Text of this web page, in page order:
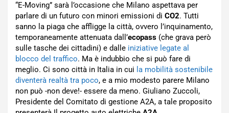
“E-Moving” sarà l’occasione che Milano aspettava per
parlare di un futuro con minori emissioni di CO2. Tutti
sanno la piaga che affligge la città, ovvero l’inquinamento,
temporaneamente attenuata dall’ecopass (che grava però
sulle tasche dei cittadini) e dalle iniziative legate al
blocco del traffico. Ma è indubbio che si può fare di
meglio. Ci sono città in Italia in cui la mobilità sostenibile
diventerà realtà tra poco, e a mio modesto parere Milano
non può -non deve!- essere da meno. Giuliano Zuccoli,
Presidente del Comitato di gestione A2A, a tale proposito